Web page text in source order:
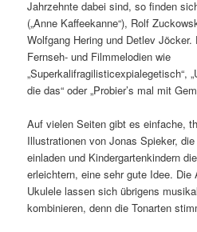
Jahrzehnte dabei sind, so finden
(„Anne Kaffeekanne“), Rolf
Wolfgang Hering und Detlev
Fernseh- und Filmmelodien wie
„Superkalifragilisticexpialegetisch“,
die das“ oder „Probier’s mal mit
Auf vielen Seiten gibt es einfache,
Illustrationen von Jonas Spieker,
einladen und Kindergartenkindern
erleichtern, eine sehr gute Idee. Die
Ukulele lassen sich übrigens
kombinieren, denn die Tonarten